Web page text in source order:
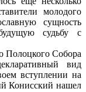
молодого
сущ­ность
судьбу с
Полоцкого Собора
вид
вступ­лении на
Конисский нашел